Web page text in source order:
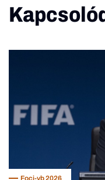
Foci-vb 2026